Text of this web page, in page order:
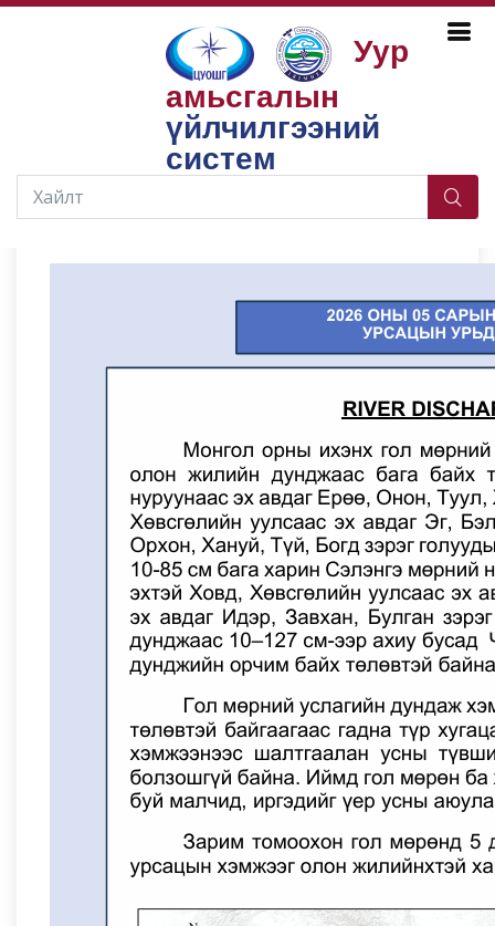
Уур
амьсгалын
үйлчилгээний
систем
Усны нөөц
Сарын урсацын прогноз